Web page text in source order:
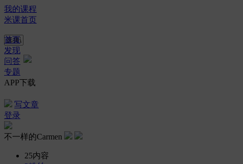
我的课程
米课首页
首页
发现
问答
专题
APP下载
写文章
登录
不一样的Carmen
25内容